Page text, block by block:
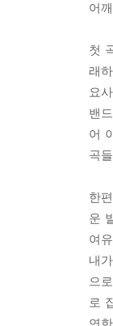
어
첫
래
요
밴
어
곡
한
운
여
내
으
로
연